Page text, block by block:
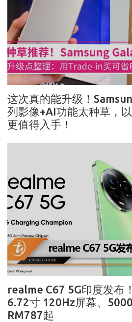
这次真的能升级！
列影像+AI功能太种草，
更值得入手！
realme C67 5G印度发布
6.72寸 120Hz屏幕、
RM787起